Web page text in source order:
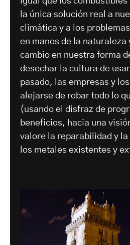
la única solución real a
climática y a los
en manos de la naturaleza
cambio en nuestra forma
desechar la cultura de
pasado, las empresas y
alejarse de robar todo lo
(usando el disfraz de
beneficios, hacia una
valore la reparabilidad y
los metales existentes y